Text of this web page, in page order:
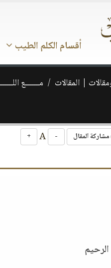
أقسام الكلم الطيب
| المقالات مـــــــع
مشاركة المقال -
+